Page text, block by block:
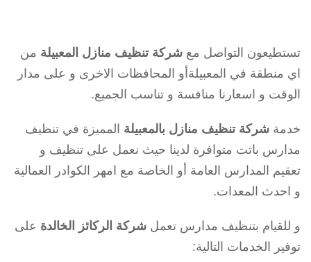
تستطيعون التواصل مع شركة تنظيف منازل المعبيلة من
اي منطقة في المعبيلةأو المحافظات الاخرى و على مدار
الوقت و اسعارنا منافسة و تناسب الجميع.
خدمة شركة تنظيف منازل بالمعبيلة المميزة في تنظيف
مدارس باتت متوافرة لدينا حيث نعمل على تنظيف و
تعقيم المدارس العامة أو الخاصة مع امهر الكوادر العمالية
و احدث المعدات.
و للقيام بتنظيف مدارس تعمل شركة الركائز الخالدة على
توفير الخدمات التالية: